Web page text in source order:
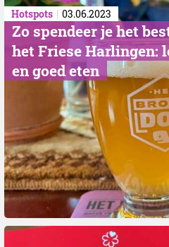
Hotspots 03.06.2023
Zo spendeer je het
het Friese Harlingen:
en goed eten